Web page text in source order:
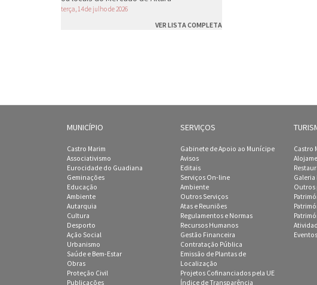
terça, 14 de julho de 2026
VER LISTA COMPLETA
MUNICÍPIO
Castro Marim
Associativismo
Eurocidade do Guadiana
Geminações
Educação
Ambiente
Autarquia
Cultura
Desporto
Ação Social
Urbanismo
Saúde e Bem-Estar
Obras
Proteção Civil
Publicações
SERVIÇOS
Gabinete de Apoio ao Munícipe
Avisos
Editais
Serviços On-line
Ambiente
Outros Serviços
Atas e Reuniões
Regulamentos e Normas
Recursos Humanos
Gestão Financeira
Contratação Pública
Emissão de Plantas de
Localização
Projetos Cofinanciados pela UE
Índice de Transparência
Castro
Outros
Eventos